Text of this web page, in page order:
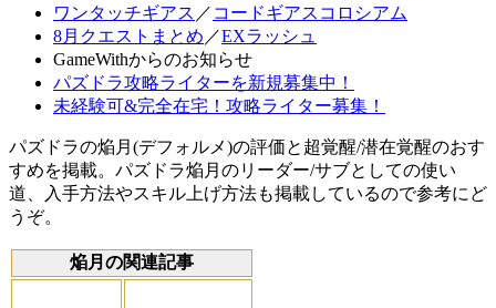
ワンタッチギアス ／ コードギアスコロシアム
8月クエストまとめ ／EXラッシュ
GameWithからのお知らせ
パズドラ攻略ライターを新規募集中！
未経験可&完全在宅！攻略ライター募集！
パズドラの焔月(デフォルメ)の評価と超覚醒/潜在覚醒のおす
すめを掲載。パズドラ焔月のリーダー/サブとしての使い
道、入手方法やスキル上げ方法も掲載しているので参考にど
うぞ。
焔月の関連記事